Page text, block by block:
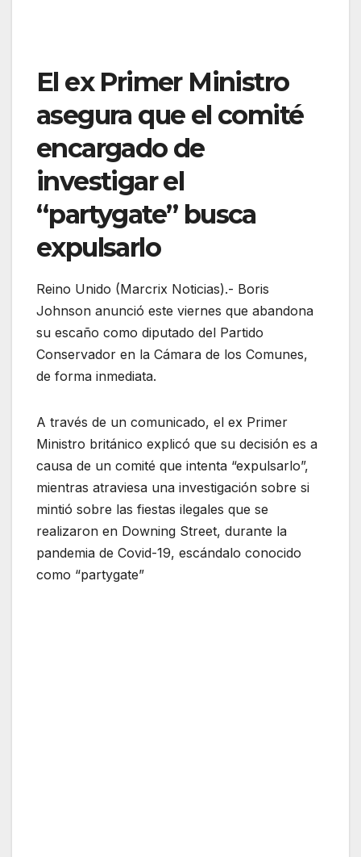
El ex Primer Ministro
asegura que el comité
encargado de
investigar el
“partygate” busca
expulsarlo
Reino Unido (Marcrix Noticias).- Boris
Johnson anunció este viernes que abandona
su escaño como diputado del Partido
Conservador en la Cámara de los Comunes,
de forma inmediata.
A través de un comunicado, el ex Primer
Ministro británico explicó que su decisión es a
causa de un comité que intenta “expulsarlo”,
mientras atraviesa una investigación sobre si
mintió sobre las fiestas ilegales que se
realizaron en Downing Street, durante la
pandemia de Covid-19, escándalo conocido
como “partygate”